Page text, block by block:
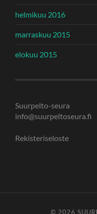
helmikuu 2016
marraskuu 2015
elokuu 2015
Suurpelto-seura
info@suurpeltoseura.fi
Rekisteriseloste
© 2026